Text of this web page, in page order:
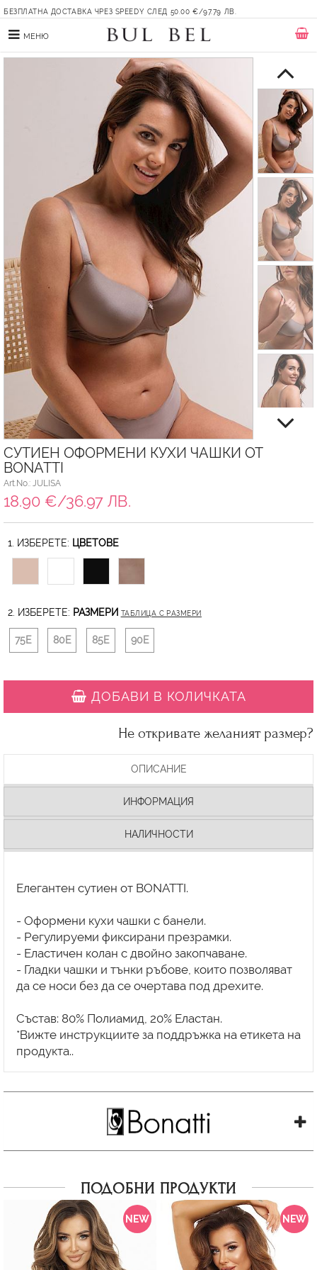
БЕЗПЛАТНА ДОСТАВКА ЧРЕЗ SPEEDY СЛЕД 50.00 €/97.79 ЛВ.
МЕНЮ
СУТИЕН ОФОРМЕНИ КУХИ ЧАШКИ ОТ
BONATTI
Art.No.: JULISA
18.90 €/36.97 ЛВ.
1. ИЗБЕРЕТЕ: ЦВЕТОВЕ
2. ИЗБЕРЕТЕ: РАЗМЕРИ ТАБЛИЦА С РАЗМЕРИ
75E 80E 85E 90E
ДОБАВИ В КОЛИЧКАТА
Не откривате желаният размер?
ОПИСАНИЕ
ИНФОРМАЦИЯ
НАЛИЧНОСТИ
Елегантен сутиен от BONATTI.
- Оформени кухи чашки с банели.
- Регулируеми фиксирани презрамки.
- Еластичен колан с двойно закопчаване.
- Гладки чашки и тънки ръбове, които позволяват
да се носи без да се очертава под дрехите.
Състав: 80% Полиамид, 20% Еластан.
*Вижте инструкциите за поддръжка на етикета на
ПОДОБНИ ПРОДУКТИ
NEW NEW